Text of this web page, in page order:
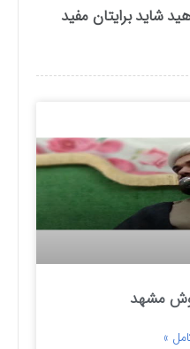
شاید برایتان مفید
مشهد
»